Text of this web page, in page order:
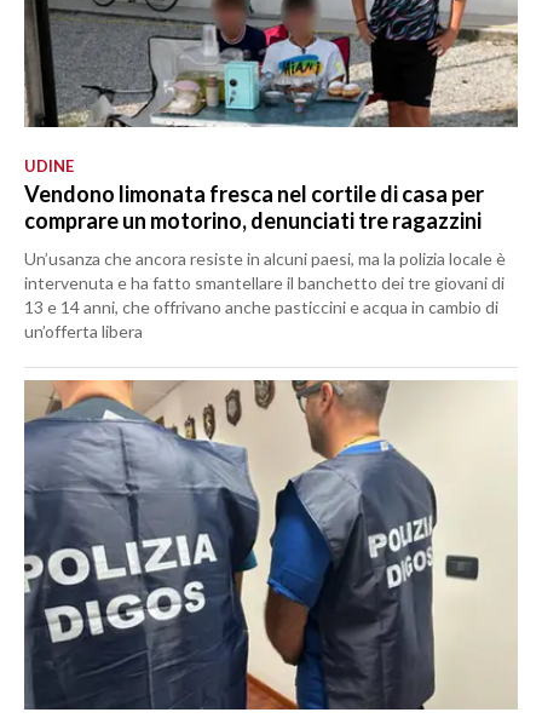
UDINE
Vendono limonata fresca nel cortile di casa per
comprare un motorino, denunciati tre ragazzini
Un’usanza che ancora resiste in alcuni paesi, ma la polizia locale è
intervenuta e ha fatto smantellare il banchetto dei tre giovani di
13 e 14 anni, che offrivano anche pasticcini e acqua in cambio di
un’offerta libera